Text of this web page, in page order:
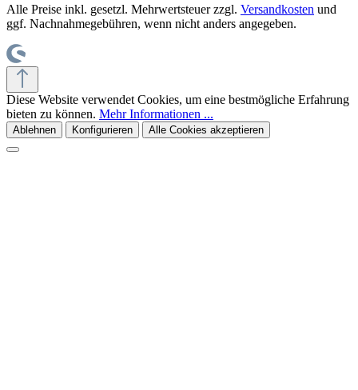
Alle Preise inkl. gesetzl. Mehrwertsteuer zzgl. Versandkosten und
ggf. Nachnahmegebühren, wenn nicht anders angegeben.
Diese Website verwendet Cookies, um eine bestmögliche Erfahrung
bieten zu können. Mehr Informationen ...
Ablehnen Konfigurieren Alle Cookies akzeptieren